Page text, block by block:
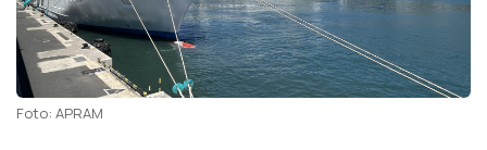
Foto: APRAM